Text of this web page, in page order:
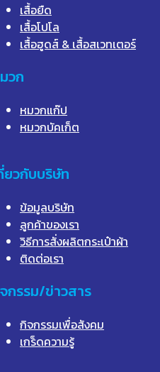
เสื้อยืด
เสื้อโปโล
เสื้อฮูดส์ & เสื้อสเวทเตอร์
วก
หมวกแก๊ป
หมวกบัคเก็ต
ยวกับบริษัท
ข้อมูลบริษัท
ลูกค้าของเรา
วิธีการสั่งผลิตกระเป๋าผ้า
ติดต่อเรา
กรรม/ข่าวสาร
กิจกรรมเพื่อสังคม
เกร็ดความรู้